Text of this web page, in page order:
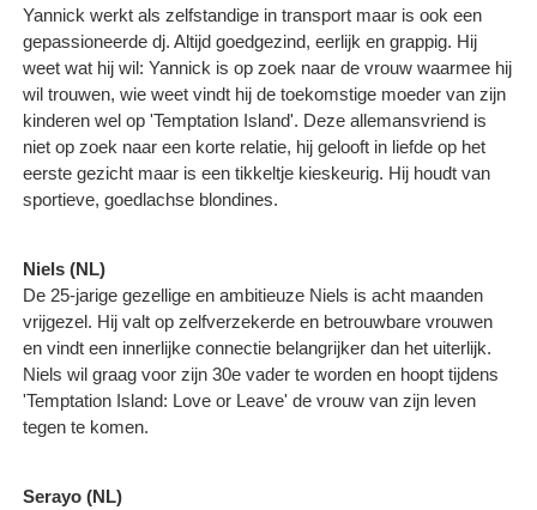
Yannick werkt als zelfstandige in transport maar is ook een
gepassioneerde dj. Altijd goedgezind, eerlijk en grappig. Hij
weet wat hij wil: Yannick is op zoek naar de vrouw waarmee hij
wil trouwen, wie weet vindt hij de toekomstige moeder van zijn
kinderen wel op 'Temptation Island'. Deze allemansvriend is
niet op zoek naar een korte relatie, hij gelooft in liefde op het
eerste gezicht maar is een tikkeltje kieskeurig. Hij houdt van
sportieve, goedlachse blondines.
Niels (NL)
De 25-jarige gezellige en ambitieuze Niels is acht maanden
vrijgezel. Hij valt op zelfverzekerde en betrouwbare vrouwen
en vindt een innerlijke connectie belangrijker dan het uiterlijk.
Niels wil graag voor zijn 30e vader te worden en hoopt tijdens
'Temptation Island: Love or Leave' de vrouw van zijn leven
tegen te komen.
Serayo (NL)